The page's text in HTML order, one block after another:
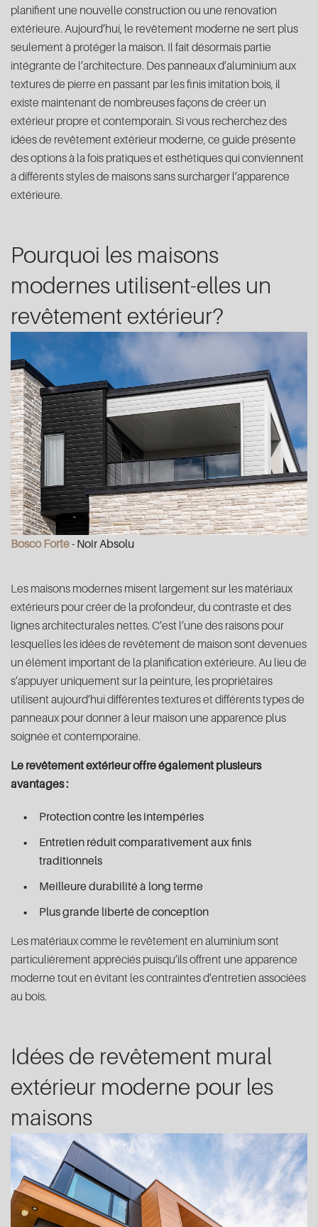
planifient une nouvelle construction ou une renovation
extérieure. Aujourd’hui, le revêtement moderne ne sert plus
seulement à protéger la maison. Il fait désormais partie
intégrante de l’architecture. Des panneaux d’aluminium aux
textures de pierre en passant par les finis imitation bois, il
existe maintenant de nombreuses façons de créer un
extérieur propre et contemporain. Si vous recherchez des
idées de revêtement extérieur moderne, ce guide présente
des options à la fois pratiques et esthétiques qui conviennent
à différents styles de maisons sans surcharger l’apparence
extérieure.
Pourquoi les maisons
modernes utilisent-elles un
revêtement extérieur?
Bosco Forte- Noir Absolu
Les maisons modernes misent largement sur les matériaux
extérieurs pour créer de la profondeur, du contraste et des
lignes architecturales nettes. C’est l’une des raisons pour
lesquelles les idées de revêtement de maison sont devenues
un élément important de la planification extérieure. Au lieu de
s’appuyer uniquement sur la peinture, les propriétaires
utilisent aujourd’hui différentes textures et différents types de
panneaux pour donner à leur maison une apparence plus
soignée et contemporaine.
Le revêtement extérieur offre également plusieurs
avantages :
Protection contre les intempéries
Entretien réduit comparativement aux finis
traditionnels
Meilleure durabilité à long terme
Plus grande liberté de conception
Les matériaux comme le revêtement en aluminium sont
particulièrement appréciés puisqu’ils offrent une apparence
moderne tout en évitant les contraintes d’entretien associées
au bois.
Idées de revêtement mural
extérieur moderne pour les
maisons